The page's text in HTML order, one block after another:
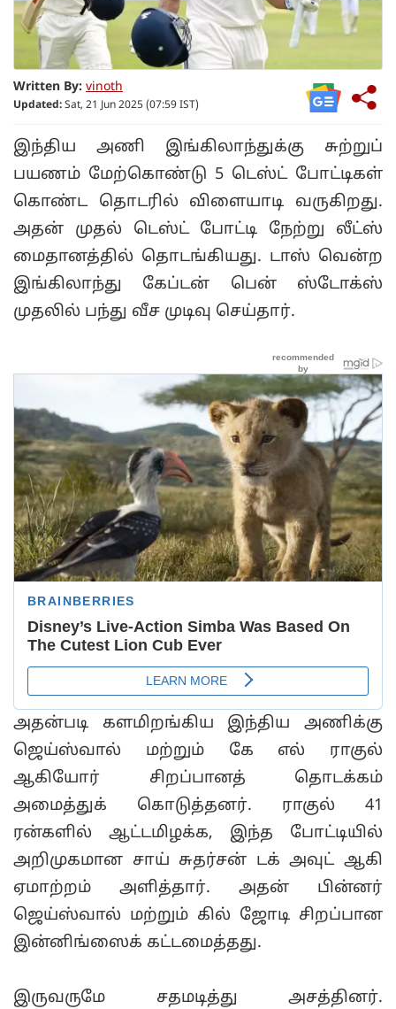
Written By: vinoth
Updated: Sat, 21 Jun 2025 (07:59 IST)
இந்திய அணி இங்கிலாந்துக்கு சுற்றுப்
பயணம் மேற்கொண்டு 5 டெஸ்ட் போட்டிகள்
கொண்ட தொடரில் விளையாடி வருகிறது.
அதன் முதல் டெஸ்ட் போட்டி நேற்று லீட்ஸ்
மைதானத்தில் தொடங்கியது. டாஸ் வென்ற
இங்கிலாந்து கேப்டன் பென் ஸ்டோக்ஸ்
முதலில் பந்து வீச முடிவு செய்தார்.
அதன்படி களமிறங்கிய இந்திய அணிக்கு
ஜெய்ஸ்வால் மற்றும் கே எல் ராகுல்
ஆகியோர் சிறப்பானத் தொடக்கம்
அமைத்துக் கொடுத்தனர். ராகுல் 41
ரன்களில் ஆட்டமிழக்க, இந்த போட்டியில்
அறிமுகமான சாய் சுதர்சன் டக் அவுட் ஆகி
ஏமாற்றம் அளித்தார். அதன் பின்னர்
ஜெய்ஸ்வால் மற்றும் கில் ஜோடி சிறப்பான
இன்னிங்ஸைக் கட்டமைத்தது.
இருவருமே சதமடித்து அசத்தினர்.